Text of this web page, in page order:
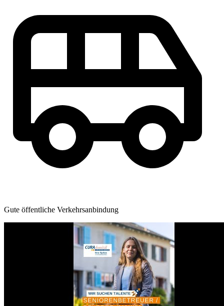
Gute öffentliche Verkehrsanbindung